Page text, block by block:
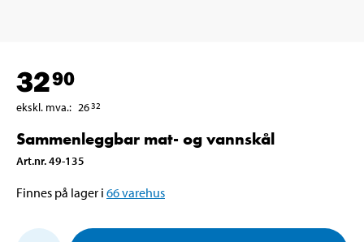
3290
ekskl. mva.: 2632
Sammenleggbar mat- og vannskål
Art.nr.49-135
Finnes på lager i 66varehus